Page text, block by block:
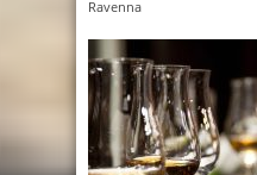
Ravenna